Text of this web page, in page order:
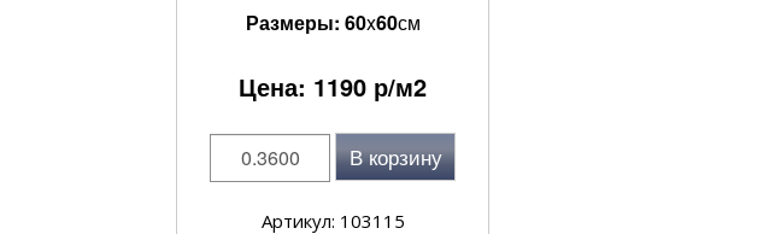
Размеры: 60x60см
Цена: 1190 р/м2
В корзину
Артикул: 103115